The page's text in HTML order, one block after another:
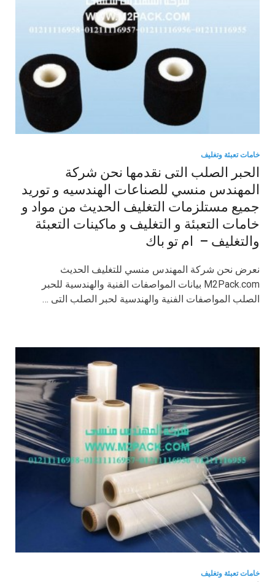
خامات تعبئة وتغليف
الحبر الصلب التى نقدمها نحن شركة
المهندس منسي للصناعات الهندسيه و توريد
جميع مستلزمات التغليف الحديث من مواد و
خامات التعبئة و التغليف و ماكينات التعبئة
والتغليف – ام تو باك
نعرض نحن شركة المهندس منسي للتغليف الحديث
M2Pack.com بيانات المواصفات الفنية والهندسية للحبر
الصلب المواصفات الفنية والهندسية لحبر الصلب التى …
خامات تعبئة وتغليف